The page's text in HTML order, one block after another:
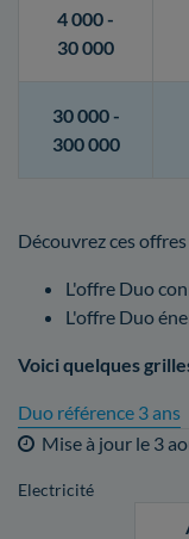
4 000 -
30 000
30 000 -
300 000
Découvrez ces
L'offre Duo
L'offre Duo
Voici quelques
Duo référence 3 ans
Mise à jour le 3
Electricité